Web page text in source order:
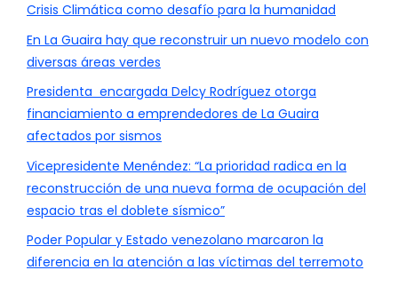
Crisis Climática como desafío para la humanidad
En La Guaira hay que reconstruir un nuevo modelo con
diversas áreas verdes
Presidenta encargada Delcy Rodríguez otorga
financiamiento a emprendedores de La Guaira
afectados por sismos
Vicepresidente Menéndez: “La prioridad radica en la
reconstrucción de una nueva forma de ocupación del
espacio tras el doblete sísmico”
Poder Popular y Estado venezolano marcaron la
diferencia en la atención a las víctimas del terremoto